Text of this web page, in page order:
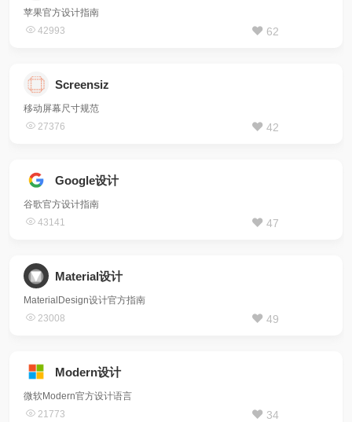
苹果官方设计指南
42993
62
Screensiz
移动屏幕尺寸规范
27376
42
Google设计
谷歌官方设计指南
43141
47
Material设计
MaterialDesign设计官方指南
23008
49
Modern设计
微软Modern官方设计语言
21773
34